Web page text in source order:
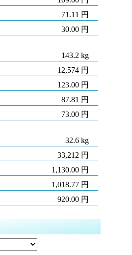
71.11 円
30.00 円
143.2 kg
12,574 円
123.00 円
87.81 円
73.00 円
32.6 kg
33,212 円
1,130.00 円
1,018.77 円
920.00 円